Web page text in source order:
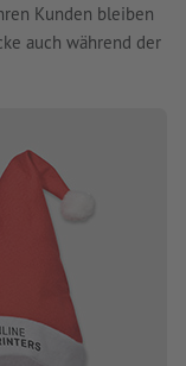
Kunden bleiben
auch während der